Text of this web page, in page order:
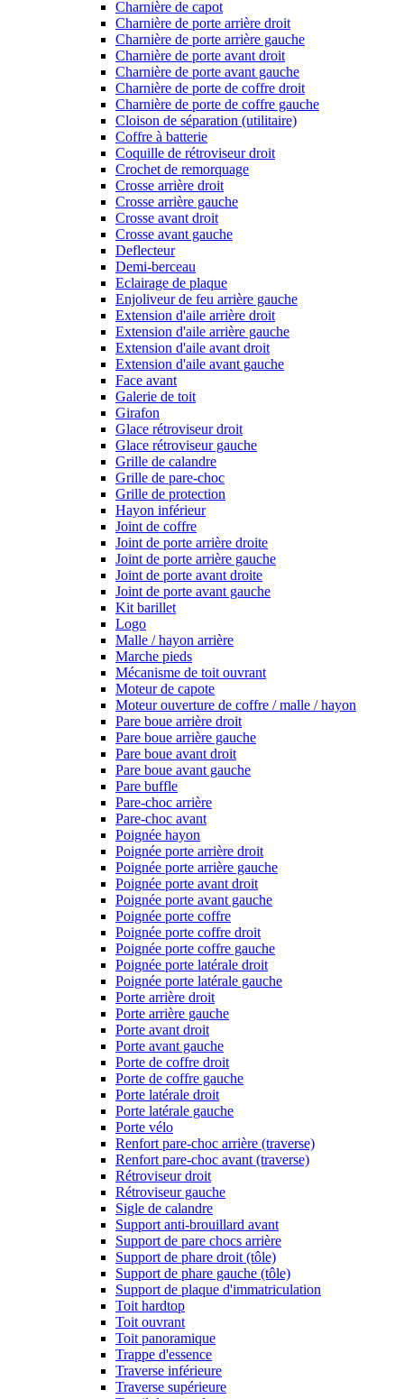
Charnière de capot
Charnière de porte arrière droit
Charnière de porte arrière gauche
Charnière de porte avant droit
Charnière de porte avant gauche
Charnière de porte de coffre droit
Charnière de porte de coffre gauche
Cloison de séparation (utilitaire)
Coffre à batterie
Coquille de rétroviseur droit
Crochet de remorquage
Crosse arrière droit
Crosse arrière gauche
Crosse avant droit
Crosse avant gauche
Deflecteur
Demi-berceau
Eclairage de plaque
Enjoliveur de feu arrière gauche
Extension d'aile arrière droit
Extension d'aile arrière gauche
Extension d'aile avant droit
Extension d'aile avant gauche
Face avant
Galerie de toit
Girafon
Glace rétroviseur droit
Glace rétroviseur gauche
Grille de calandre
Grille de pare-choc
Grille de protection
Hayon inférieur
Joint de coffre
Joint de porte arrière droite
Joint de porte arrière gauche
Joint de porte avant droite
Joint de porte avant gauche
Kit barillet
Logo
Malle / hayon arrière
Marche pieds
Mécanisme de toit ouvrant
Moteur de capote
Moteur ouverture de coffre / malle / hayon
Pare boue arrière droit
Pare boue arrière gauche
Pare boue avant droit
Pare boue avant gauche
Pare buffle
Pare-choc arrière
Pare-choc avant
Poignée hayon
Poignée porte arrière droit
Poignée porte arrière gauche
Poignée porte avant droit
Poignée porte avant gauche
Poignée porte coffre
Poignée porte coffre droit
Poignée porte coffre gauche
Poignée porte latérale droit
Poignée porte latérale gauche
Porte arrière droit
Porte arrière gauche
Porte avant droit
Porte avant gauche
Porte de coffre droit
Porte de coffre gauche
Porte latérale droit
Porte latérale gauche
Porte vélo
Renfort pare-choc arrière (traverse)
Renfort pare-choc avant (traverse)
Rétroviseur droit
Rétroviseur gauche
Sigle de calandre
Support anti-brouillard avant
Support de pare chocs arrière
Support de phare droit (tôle)
Support de phare gauche (tôle)
Support de plaque d'immatriculation
Toit hardtop
Toit ouvrant
Toit panoramique
Trappe d'essence
Traverse inférieure
Traverse supérieure